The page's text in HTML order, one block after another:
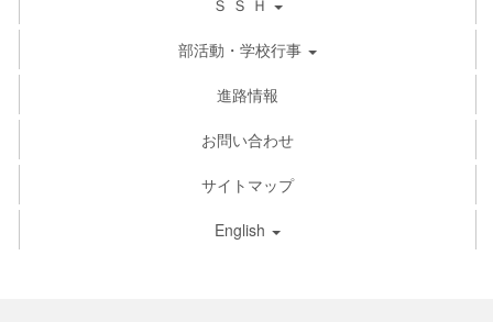
Ｓ Ｓ Ｈ
部活動・学校行事
進路情報
お問い合わせ
サイトマップ
English